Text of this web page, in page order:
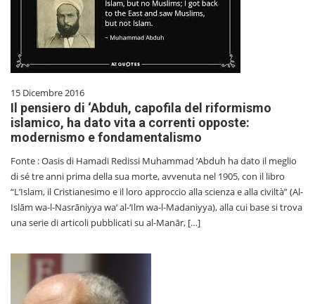
15 Dicembre 2016
Il pensiero di ‘Abduh, capofila del riformismo
islamico, ha dato vita a correnti opposte:
modernismo e fondamentalismo
Fonte : Oasis di Hamadi Redissi Muhammad ‘Abduh ha dato il meglio
di sé tre anni prima della sua morte, avvenuta nel 1905, con il libro
“L’Islam, il Cristianesimo e il loro approccio alla scienza e alla civiltà” (Al-
Islām wa-l-Nasrāniyya wa‘ al-‘Ilm wa-l-Madaniyya), alla cui base si trova
una serie di articoli pubblicati su al-Manār, […]